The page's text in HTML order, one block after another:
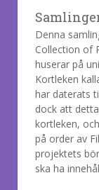
Denna
Collection of
huserar på
Kortleken
har daterats
dock att
kortleken,
på order av
projektets
ska ha